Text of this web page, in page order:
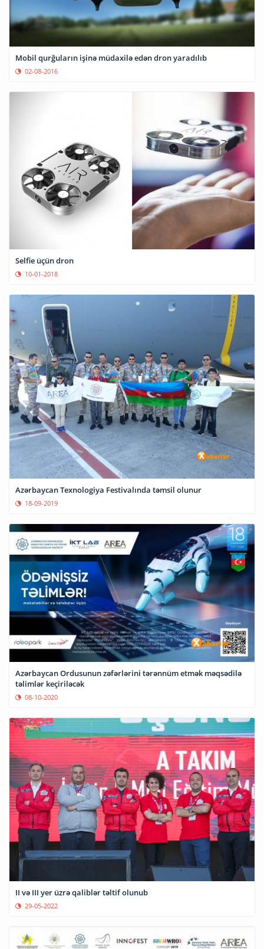
Mobil qurğuların işinə müdaxilə edən dron yaradılıb
02-08-2016
Selfie üçün dron
10-01-2018
Azərbaycan Texnologiya Festivalında təmsil olunur
18-09-2019
Azərbaycan Ordusunun zəfərlərini tərənnüm etmək məqsədilə
təlimlər keçiriləcək
08-10-2020
II və III yer üzrə qaliblər təltif olunub
29-05-2022